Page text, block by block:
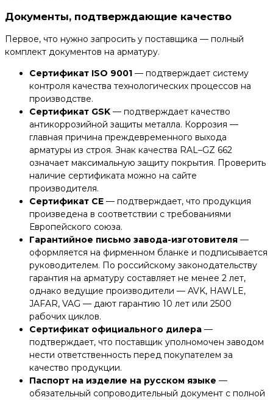
Документы, подтверждающие качество
Первое, что нужно запросить у поставщика — полный
комплект документов на арматуру.
Сертификат ISO 9001 — подтверждает систему
контроля качества технологических процессов на
производстве.
Сертификат GSK — подтверждает качество
антикоррозийной защиты металла. Коррозия —
главная причина преждевременного выхода
арматуры из строя. Знак качества RAL–GZ 662
означает максимальную защиту покрытия. Проверить
наличие сертификата можно на сайте
производителя.
Сертификат CE — подтверждает, что продукция
произведена в соответствии с требованиями
Европейского союза.
Гарантийное письмо завода-изготовителя —
оформляется на фирменном бланке и подписывается
руководителем. По российскому законодательству
гарантия на арматуру составляет не менее 2 лет,
однако ведущие производители — AVK, HAWLE,
JAFAR, VAG — дают гарантию 10 лет или 2500
рабочих циклов.
Сертификат официального дилера —
подтверждает, что поставщик уполномочен заводом
нести ответственность перед покупателем за
качество продукции.
Паспорт на изделие на русском языке —
обязательный сопроводительный документ с полной